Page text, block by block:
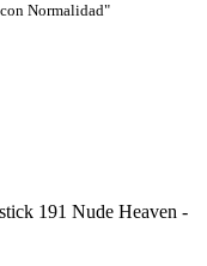
Normalidad"
191 Nude Heaven -